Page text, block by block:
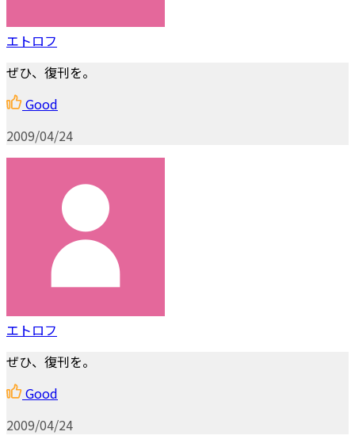
エトロフ
ぜひ、復刊を。
Good
2009/04/24
エトロフ
ぜひ、復刊を。
Good
2009/04/24